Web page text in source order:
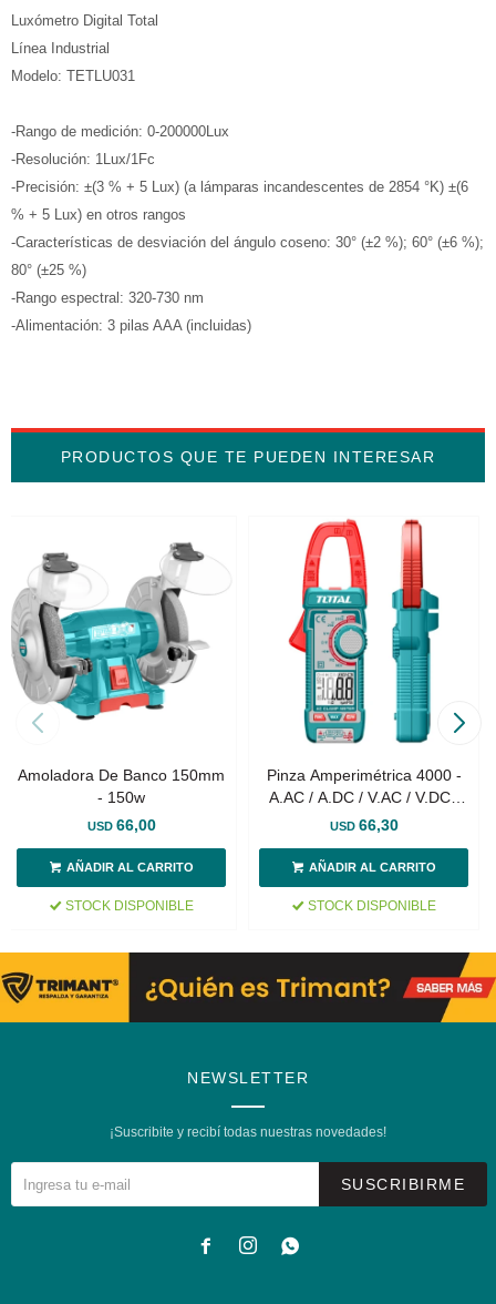
Luxómetro Digital Total
Línea Industrial
Modelo: TETLU031
-Rango de medición: 0-200000Lux
-Resolución: 1Lux/1Fc
-Precisión: ±(3 % + 5 Lux) (a lámparas incandescentes de 2854 °K) ±(6
% + 5 Lux) en otros rangos
-Características de desviación del ángulo coseno: 30° (±2 %); 60° (±6 %);
80° (±25 %)
-Rango espectral: 320-730 nm
-Alimentación: 3 pilas AAA (incluidas)
PRODUCTOS QUE TE PUEDEN INTERESAR
Amoladora De Banco 150mm
- 150w
USD 66,00
STOCK DISPONIBLE
Pinza Amperimétrica 4000 -
A.AC / A.DC / V.AC / V.DC /
Resistencia
USD 66,30
STOCK DISPONIBLE
NEWSLETTER
¡Suscribite y recibí todas nuestras novedades!
SUSCRIBIRME
  